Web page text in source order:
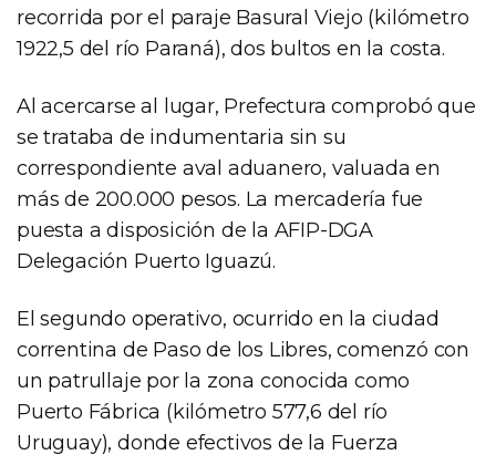
recorrida por el paraje Basural Viejo (kilómetro
1922,5 del río Paraná), dos bultos en la costa.
Al acercarse al lugar, Prefectura comprobó que
se trataba de indumentaria sin su
correspondiente aval aduanero, valuada en
más de 200.000 pesos. La mercadería fue
puesta a disposición de la AFIP-DGA
Delegación Puerto Iguazú.
El segundo operativo, ocurrido en la ciudad
correntina de Paso de los Libres, comenzó con
un patrullaje por la zona conocida como
Puerto Fábrica (kilómetro 577,6 del río
Uruguay), donde efectivos de la Fuerza